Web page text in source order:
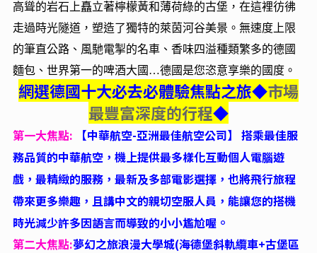
高聳的岩石上矗立著檸檬黃和薄荷綠的古堡，在這裡彷彿
走過時光隧道，塑造了獨特的萊茵河谷美景。無速度上限
的筆直公路、風馳電掣的名車、香味四溢種類繁多的德國
麵包、世界第一的啤酒大國…德國是您恣意享樂的國度。
網選德國十大必去必體驗焦點之旅◆市場
最豐富深度的行程◆
第一大焦點:
【中華航空-亞洲最佳航空公司】 搭乘最佳服
務品質的中華航空，機上提供最多樣化互動個人電腦遊
戲，最精緻的服務，最新及多部電影選擇，也將飛行旅程
帶來更多樂趣，且講中文的親切空服人員，能讓您的搭機
時光減少許多因語言而導致的小小尷尬喔。
第二大焦點:夢幻之旅浪漫大學城(海德堡斜軌纜車+古堡區